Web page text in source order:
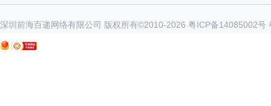
深圳前海百递网络有限公司 版权所有©2010-2026 粤ICP备14085002号